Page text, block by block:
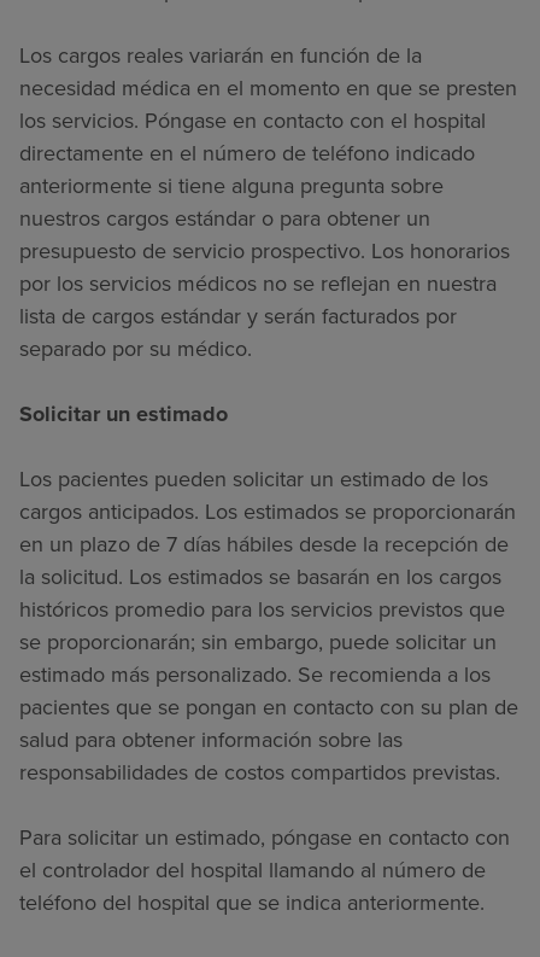
Los cargos reales variarán en función de la
necesidad médica en el momento en que se presten
los servicios. Póngase en contacto con el hospital
directamente en el número de teléfono indicado
anteriormente si tiene alguna pregunta sobre
nuestros cargos estándar o para obtener un
presupuesto de servicio prospectivo. Los honorarios
por los servicios médicos no se reflejan en nuestra
lista de cargos estándar y serán facturados por
separado por su médico.
Solicitar un estimado
Los pacientes pueden solicitar un estimado de los
cargos anticipados. Los estimados se proporcionarán
en un plazo de 7 días hábiles desde la recepción de
la solicitud. Los estimados se basarán en los cargos
históricos promedio para los servicios previstos que
se proporcionarán; sin embargo, puede solicitar un
estimado más personalizado. Se recomienda a los
pacientes que se pongan en contacto con su plan de
salud para obtener información sobre las
responsabilidades de costos compartidos previstas.
Para solicitar un estimado, póngase en contacto con
el controlador del hospital llamando al número de
teléfono del hospital que se indica anteriormente.